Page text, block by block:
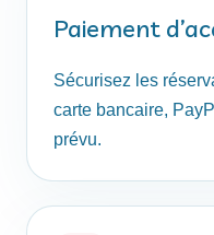
Paiement
Sécurisez les
carte bancaire,
prévu.